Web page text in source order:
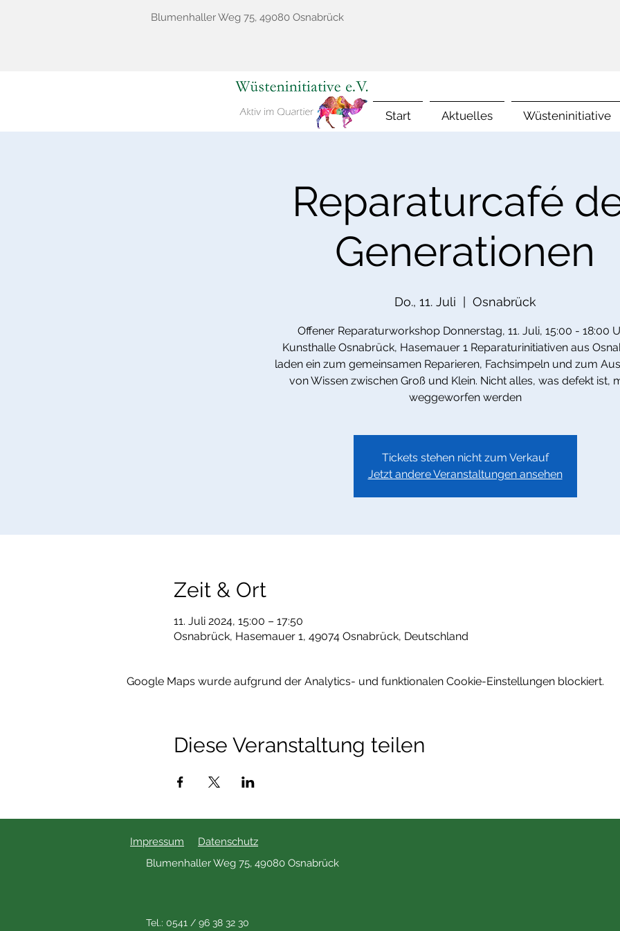
Blumenhaller Weg 75, 49080 Osnabrück
Start Aktuelles Wüsteninitiative
Reparaturcafé
Generationen
Do., 11. Juli Osnabrück
Offener Reparaturworkshop Donnerstag, 11. Juli, 15:00 - 18:00
Kunsthalle Osnabrück, Hasemauer 1 Reparaturinitiativen aus
laden ein zum gemeinsamen Reparieren, Fachsimpeln und zum
von Wissen zwischen Groß und Klein. Nicht alles, was defekt ist,
weggeworfen werden
Tickets stehen nicht zum Verkauf
Jetzt andere Veranstaltungen ansehen
Zeit & Ort
11. Juli 2024, 15:00 – 17:50
Osnabrück, Hasemauer 1, 49074 Osnabrück, Deutschland
Google Maps wurde aufgrund der Analytics- und funktionalen Cookie-Einstellungen blockiert.
Diese Veranstaltung teilen
Impressum
Datenschutz
Blumenhaller Weg 75, 49080 Osnabrück
Tel.: 0541 / 96 38 32 30